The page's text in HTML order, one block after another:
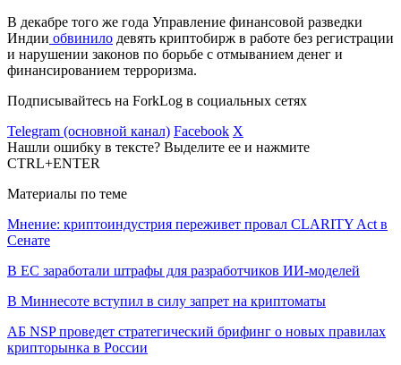
В декабре того же года Управление финансовой разведки
Индии обвинило девять криптобирж в работе без регистрации
и нарушении законов по борьбе с отмыванием денег и
финансированием терроризма.
Подписывайтесь на ForkLog в социальных сетях
Telegram (основной канал) Facebook X
Нашли ошибку в тексте? Выделите ее и нажмите
CTRL+ENTER
Материалы по теме
Мнение: криптоиндустрия переживет провал CLARITY Act в
Сенате
В ЕС заработали штрафы для разработчиков ИИ-моделей
В Миннесоте вступил в силу запрет на криптоматы
АБ NSP проведет стратегический брифинг о новых правилах
крипторынка в России